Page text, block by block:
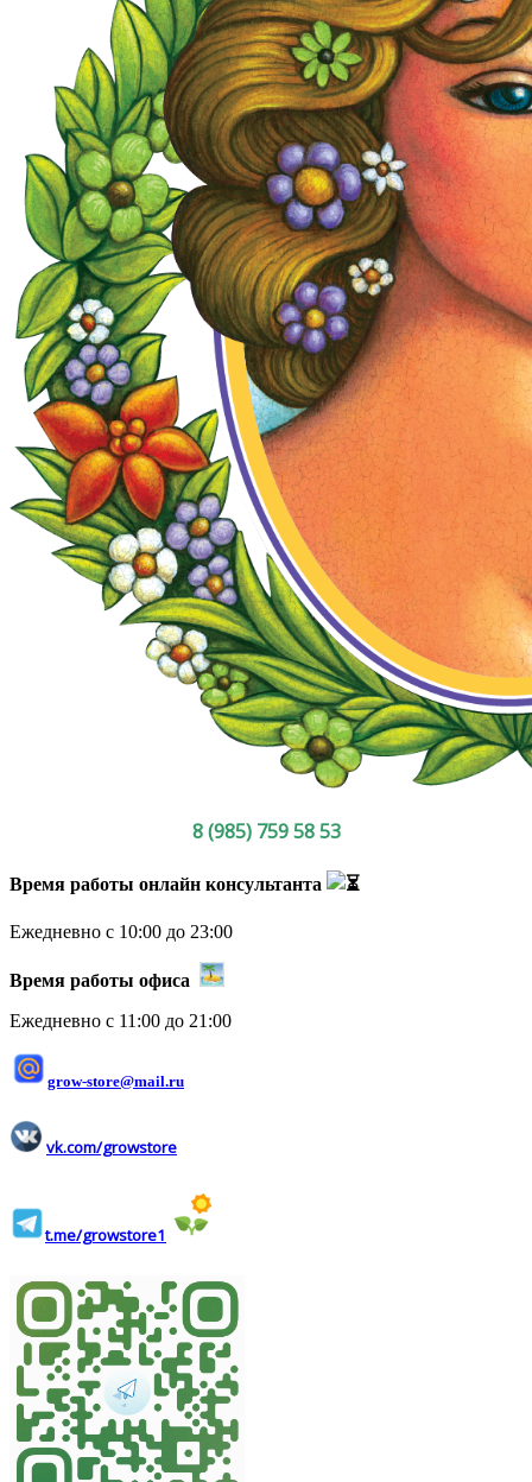
8 (985) 759 58 53
Время работы онлайн консультанта
Ежедневно с 10:00 до 23:00
Время работы офиса
Ежедневно с 11:00 до 21:00
grow-store@mail.ru
vk.com/growstore
t.me/growstore1